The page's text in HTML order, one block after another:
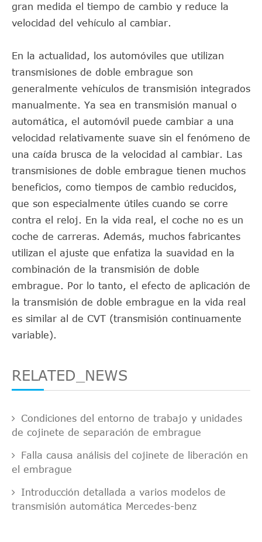
gran medida el tiempo de cambio y reduce la
velocidad del vehículo al cambiar.
En la actualidad, los automóviles que utilizan
transmisiones de doble embrague son
generalmente vehículos de transmisión integrados
manualmente. Ya sea en transmisión manual o
automática, el automóvil puede cambiar a una
velocidad relativamente suave sin el fenómeno de
una caída brusca de la velocidad al cambiar. Las
transmisiones de doble embrague tienen muchos
beneficios, como tiempos de cambio reducidos,
que son especialmente útiles cuando se corre
contra el reloj. En la vida real, el coche no es un
coche de carreras. Además, muchos fabricantes
utilizan el ajuste que enfatiza la suavidad en la
combinación de la transmisión de doble
embrague. Por lo tanto, el efecto de aplicación de
la transmisión de doble embrague en la vida real
es similar al de CVT (transmisión continuamente
variable).
RELATED_NEWS
Condiciones del entorno de trabajo y unidades
de cojinete de separación de embrague
Falla causa análisis del cojinete de liberación en
el embrague
Introducción detallada a varios modelos de
transmisión automática Mercedes-benz